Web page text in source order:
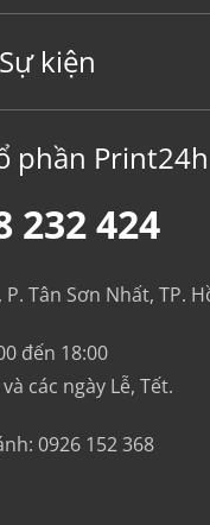
kiện
phần Print24h
232 424
P. Tân Sơn Nhất, TP.
đến 18:00
các ngày Lễ, Tết.
0926 152 368